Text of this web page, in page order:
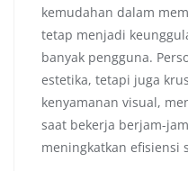
kemudahan dalam
tetap menjadi
banyak pengguna.
estetika, tetapi juga
kenyamanan visual,
saat bekerja berjam-
meningkatkan efisiensi